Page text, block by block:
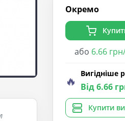
Окремо
або 6.66
🔥 Вигідніше
Від 6.66
Купити